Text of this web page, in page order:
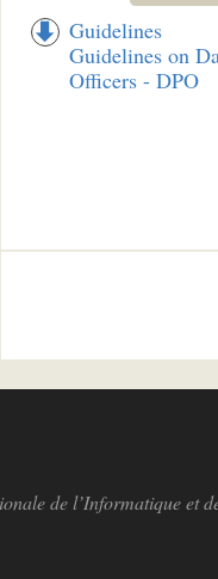
Guidelines
Guidelines on
Officers - DPO
de l’Informatique et